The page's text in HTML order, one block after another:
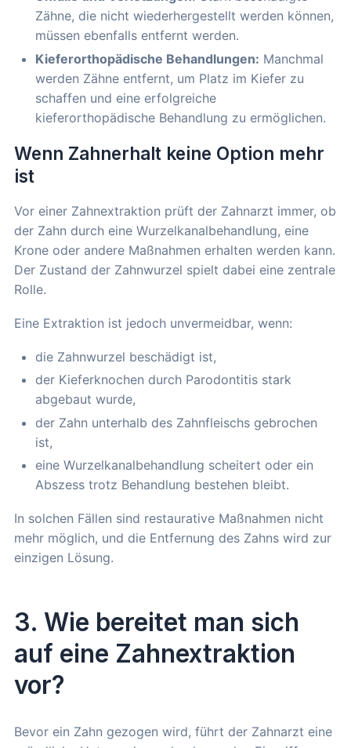
Zähne, die nicht wiederhergestellt werden können,
müssen ebenfalls entfernt werden.
Kieferorthopädische Behandlungen: Manchmal
werden Zähne entfernt, um Platz im Kiefer zu
schaffen und eine erfolgreiche
kieferorthopädische Behandlung zu ermöglichen.
Wenn Zahnerhalt keine Option mehr
ist
Vor einer Zahnextraktion prüft der Zahnarzt immer, ob
der Zahn durch eine Wurzelkanalbehandlung, eine
Krone oder andere Maßnahmen erhalten werden kann.
Der Zustand der Zahnwurzel spielt dabei eine zentrale
Rolle.
Eine Extraktion ist jedoch unvermeidbar, wenn:
die Zahnwurzel beschädigt ist,
der Kieferknochen durch Parodontitis stark
abgebaut wurde,
der Zahn unterhalb des Zahnfleischs gebrochen
ist,
eine Wurzelkanalbehandlung scheitert oder ein
Abszess trotz Behandlung bestehen bleibt.
In solchen Fällen sind restaurative Maßnahmen nicht
mehr möglich, und die Entfernung des Zahns wird zur
einzigen Lösung.
3. Wie bereitet man sich
auf eine Zahnextraktion
vor?
Bevor ein Zahn gezogen wird, führt der Zahnarzt eine